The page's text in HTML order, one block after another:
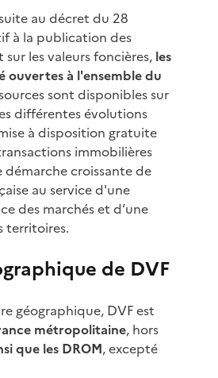
au décret du 28
à la publication des
les valeurs foncières, les
ouvertes à l'ensemble du
sont disponibles sur
différentes évolutions
à disposition gratuite
immobilières
croissante de
au service d'une
des marchés et d’une
territoires.
de DVF
géographique, DVF est
métropolitaine, hors
que les DROM, excepté